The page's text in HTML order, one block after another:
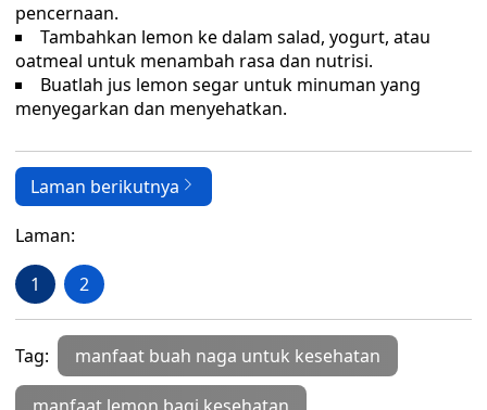
pencernaan.
Tambahkan lemon ke dalam salad, yogurt, atau
oatmeal untuk menambah rasa dan nutrisi.
Buatlah jus lemon segar untuk minuman yang
menyegarkan dan menyehatkan.
Laman berikutnya
Laman:
1 2
Tag: manfaat buah naga untuk kesehatan